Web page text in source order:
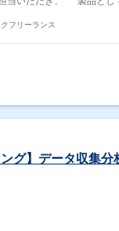
発、実装 -それに伴う
フリーランス
ング】データ収集